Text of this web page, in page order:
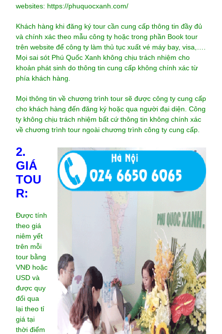
websites: https://phuquocxanh.com/
Khách hàng khi đăng ký tour cần cung cấp thông tin đầy đủ
và chính xác theo mẫu công ty hoặc trong phần Book tour
trên website để công ty làm thủ tục xuất vé máy bay, visa,….
Mọi sai sót Phú Quốc Xanh không chịu trách nhiệm cho
khoản phát sinh do thông tin cung cấp không chính xác từ
phía khách hàng.
Mọi thông tin về chương trình tour sẽ được công ty cung cấp
cho khách hàng đến đăng ký hoặc qua người đại diện. Công
ty không chịu trách nhiệm bất cứ thông tin không chính xác
về chương trình tour ngoài chương trình công ty cung cấp.
2.
GIÁ
TOU
R:
Được tính
theo giá
niêm yết
trên mỗi
tour bằng
VNĐ hoặc
USD và
được quy
đổi qua
lại theo tỉ
giá tại
thời điểm